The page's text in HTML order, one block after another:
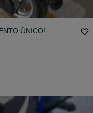
ÚNICO!